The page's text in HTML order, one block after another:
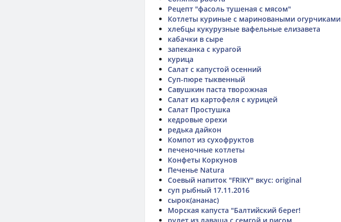
Рецепт "фасоль тушеная с мясом"
Котлеты куриные с мариноваными огурчиками
хлебцы кукурузные вафельные елизавета
кабачки в сыре
запеканка с курагой
курица
Салат с капустой осенний
Суп-пюре тыквенный
Савушкин паста творожная
Салат из картофеля с курицей
Салат Простушка
кедровые орехи
редька дайкон
Компот из сухофруктов
печеночные котлеты
Конфеты Коркунов
Печенье Natura
Соевый напиток "FRIKY" вкус: original
суп рыбный 17.11.2016
сырок(ананас)
Морская капуста "Балтийский берег!